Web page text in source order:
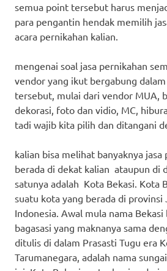
semua point tersebut harus
para pengantin hendak memilih
acara pernikahan kalian.
mengenai soal jasa pernikahan
vendor yang ikut bergabung
tersebut, mulai dari vendor MUA,
dekorasi, foto dan vidio, MC,
tadi wajib kita pilih dan ditangani
kalian bisa melihat banyaknya jasa
berada di dekat kalian ataupun di
satunya adalah Kota Bekasi. Kota
suatu kota yang berada di provinsi
Indonesia. Awal mula nama
bagasasi yang maknanya sama
ditulis di dalam Prasasti Tugu era
Tarumanegara, adalah nama